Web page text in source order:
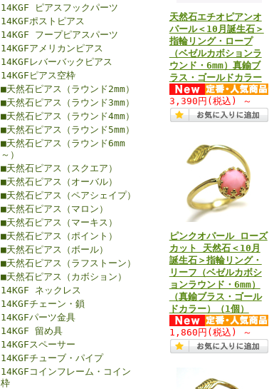
14KGF ピアスフックパーツ
14KGFポストピアス
14KGF フープピアスパーツ
14KGFアメリカンピアス
14KGFレバーバックピアス
14KGFピアス空枠
■天然石ピアス（ラウンド2mm）
■天然石ピアス（ラウンド3mm）
■天然石ピアス（ラウンド4mm）
■天然石ピアス（ラウンド5mm）
■天然石ピアス（ラウンド6mm
～）
■天然石ピアス（スクエア）
■天然石ピアス（オーバル）
■天然石ピアス（ペアシェイプ）
■天然石ピアス（マロン）
■天然石ピアス（マーキス）
■天然石ピアス（ポイント）
■天然石ピアス（ボール）
■天然石ピアス（ラフストーン）
■天然石ピアス（カボション）
14KGF ネックレス
14KGFチェーン・鎖
14KGFパーツ金具
14KGF 留め具
14KGFスペーサー
14KGFチューブ・パイプ
14KGFコインフレーム・コイン
枠
天然石エチオピアンオ
パール＜10月誕生石＞
指輪リング・ロープ
（ベゼルカボションラ
ウンド・6mm）真鍮ブ
ラス・ゴールドカラー
3,390円 (税込) ～
ピンクオパール ローズ
カット 天然石＜10月
誕生石＞指輪リング・
リーフ（ベゼルカボシ
ョンラウンド・6mm）
（真鍮ブラス・ゴール
ドカラー）（1個）
1,860円 (税込) ～